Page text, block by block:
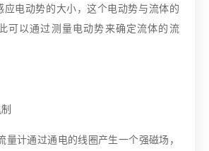
应电动势的大小，这个电动势与流体的
可以通过测量电动势来确定流体的流
量计通过通电的线圈产生一个强磁场，